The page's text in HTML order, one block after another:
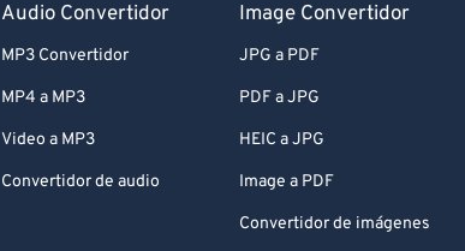
Audio Convertidor
MP3 Convertidor
MP4 a MP3
Video a MP3
Convertidor de audio
Image Convertidor
JPG a PDF
PDF a JPG
HEIC a JPG
Image a PDF
Convertidor de imágenes